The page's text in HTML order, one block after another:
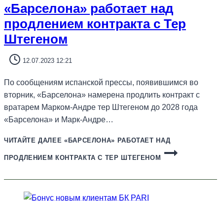
«Барселона» работает над
продлением контракта с Тер
Штегеном
12.07.2023 12:21
По сообщениям испанской прессы, появившимся во
вторник, «Барселона» намерена продлить контракт с
вратарем Марком-Андре тер Штегеном до 2028 года
«Барселона» и Марк-Андре…
ЧИТАЙТЕ ДАЛЕЕ «БАРСЕЛОНА» РАБОТАЕТ НАД
ПРОДЛЕНИЕМ КОНТРАКТА С ТЕР ШТЕГЕНОМ